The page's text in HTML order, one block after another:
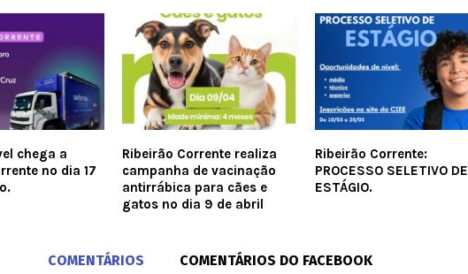
chega a
no dia 17
Ribeirão Corrente realiza
campanha de vacinação
antirrábica para cães e
gatos no dia 9 de abril
Ribeirão Corrente:
PROCESSO SELETIVO DE
ESTÁGIO.
COMENTÁRIOS COMENTÁRIOS DO FACEBOOK